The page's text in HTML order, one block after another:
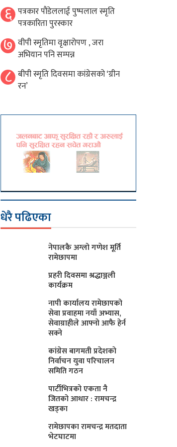
६ पत्रकार पौडेललाई पुष्पलाल स्मृति
पत्रकारिता पुरस्कार
७ वीपी स्मृतिमा वृक्षारोपण , जरा
अभियान पनि सम्पन्न
८ बीपी स्मृति दिवसमा कांग्रेसको ‘ग्रीन
रन’
धेरै पढिएका
नेपालकै अग्लो गणेश मूर्ति
रामेछापमा
प्रहरी दिवसमा श्रद्धाञ्जली
कार्यक्रम
नापी कार्यालय रामेछापको
सेवा प्रवाहमा नयाँ अभ्यास,
सेवाग्राहीले आफ्नाे आफै हेर्न
सक्ने
कांग्रेस बागमती प्रदेशकाे
निर्वाचन युवा परिचालन
समिति गठन
पार्टीभित्रको एकता नै
जितको आधार : रामचन्द्र
खड्का
रामेछापका रामचन्द्र मतदाता
भेटघाटमा